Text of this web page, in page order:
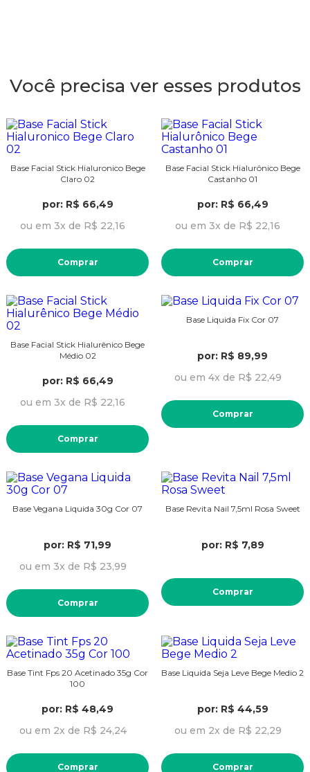
Você precisa ver esses produtos
Base Facial Stick Hialuronico Bege
Claro 02
por: R$ 66,49
ou em 3x de R$ 22,16
Comprar
Base Facial Stick Hialurônico Bege
Castanho 01
por: R$ 66,49
ou em 3x de R$ 22,16
Comprar
Base Facial Stick Hialurênico Bege
Médio 02
por: R$ 66,49
ou em 3x de R$ 22,16
Comprar
Base Liquida Fix Cor 07
por: R$ 89,99
ou em 4x de R$ 22,49
Comprar
Base Vegana Liquida 30g Cor 07
por: R$ 71,99
ou em 3x de R$ 23,99
Comprar
Base Revita Nail 7,5ml Rosa Sweet
por: R$ 7,89
Comprar
Base Tint Fps 20 Acetinado 35g Cor
100
por: R$ 48,49
ou em 2x de R$ 24,24
Comprar
Base Liquida Seja Leve Bege Medio 2
por: R$ 44,59
ou em 2x de R$ 22,29
Comprar